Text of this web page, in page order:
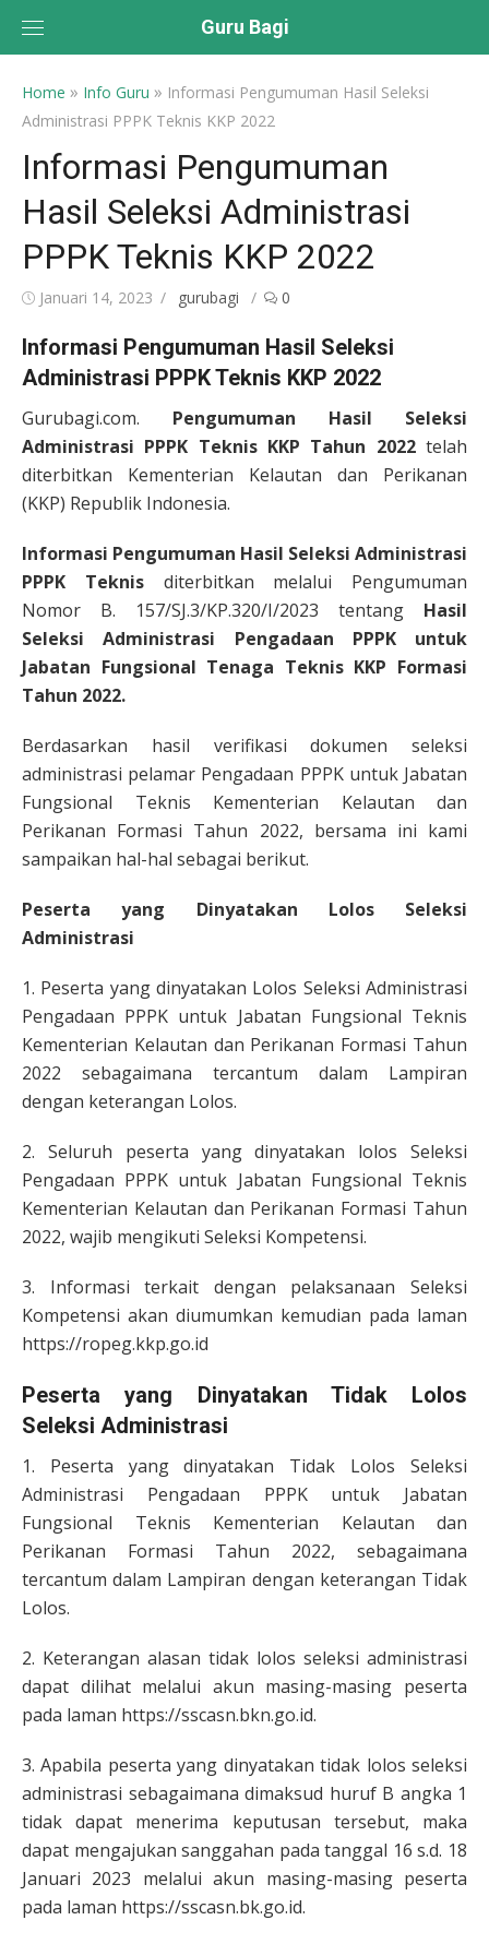
Guru Bagi
Home » Info Guru » Informasi Pengumuman Hasil Seleksi
Administrasi PPPK Teknis KKP 2022
Informasi Pengumuman
Hasil Seleksi Administrasi
PPPK Teknis KKP 2022
Posted
Januari 14, 2023 Author
gurubagi 0
Informasi Pengumuman Hasil Seleksi
Administrasi PPPK Teknis KKP 2022
Gurubagi.com. Pengumuman Hasil Seleksi
Administrasi PPPK Teknis KKP Tahun 2022telah
diterbitkan Kementerian Kelautan dan Perikanan
(KKP) Republik Indonesia.
Informasi Pengumuman Hasil Seleksi Administrasi
PPPK Teknis diterbitkan melalui Pengumuman
Nomor B. 157/SJ.3/KP.320/I/2023 tentang Hasil
Seleksi Administrasi Pengadaan PPPK untuk
Jabatan Fungsional Tenaga Teknis KKP Formasi
Tahun 2022.
Berdasarkan hasil verifikasi dokumen seleksi
administrasi pelamar Pengadaan PPPK untuk Jabatan
Fungsional Teknis Kementerian Kelautan dan
Perikanan Formasi Tahun 2022, bersama ini kami
sampaikan hal-hal sebagai berikut.
Peserta yang Dinyatakan Lolos Seleksi
Administrasi
1. Peserta yang dinyatakan Lolos Seleksi Administrasi
Pengadaan PPPK untuk Jabatan Fungsional Teknis
Kementerian Kelautan dan Perikanan Formasi Tahun
2022 sebagaimana tercantum dalam Lampiran
dengan keterangan Lolos.
2. Seluruh peserta yang dinyatakan lolos Seleksi
Pengadaan PPPK untuk Jabatan Fungsional Teknis
Kementerian Kelautan dan Perikanan Formasi Tahun
2022, wajib mengikuti Seleksi Kompetensi.
3. Informasi terkait dengan pelaksanaan Seleksi
Kompetensi akan diumumkan kemudian pada laman
https://ropeg.kkp.go.id
Peserta yang Dinyatakan Tidak Lolos
Seleksi Administrasi
1. Peserta yang dinyatakan Tidak Lolos Seleksi
Administrasi Pengadaan PPPK untuk Jabatan
Fungsional Teknis Kementerian Kelautan dan
Perikanan Formasi Tahun 2022, sebagaimana
tercantum dalam Lampiran dengan keterangan Tidak
Lolos.
2. Keterangan alasan tidak lolos seleksi administrasi
dapat dilihat melalui akun masing-masing peserta
pada laman https://sscasn.bkn.go.id.
3. Apabila peserta yang dinyatakan tidak lolos seleksi
administrasi sebagaimana dimaksud huruf B angka 1
tidak dapat menerima keputusan tersebut, maka
dapat mengajukan sanggahan pada tanggal 16 s.d. 18
Januari 2023 melalui akun masing-masing peserta
pada laman https://sscasn.bk.go.id.